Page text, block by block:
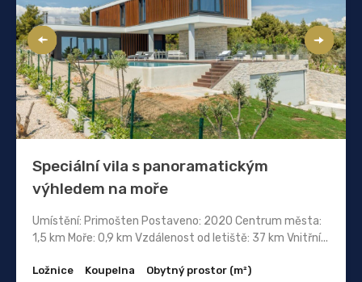
Speciální vila s panoramatickým
výhledem na moře
Umístění: Primošten Postaveno: 2020 Centrum města:
1,5 km Moře: 0,9 km Vzdálenost od letiště: 37 km Vnitřní...
Ložnice
Koupelna
Obytný prostor (m²)